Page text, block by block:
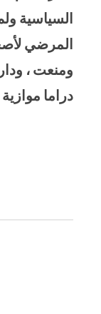
السياسية
المرضي
ومنعت ،
دراما